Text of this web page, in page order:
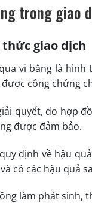
trong giao
giao dịch
vi bằng là
công chứng
quyết, do hợp
được đảm bảo.
định về hậu
có các hậu quả
làm phát sinh,